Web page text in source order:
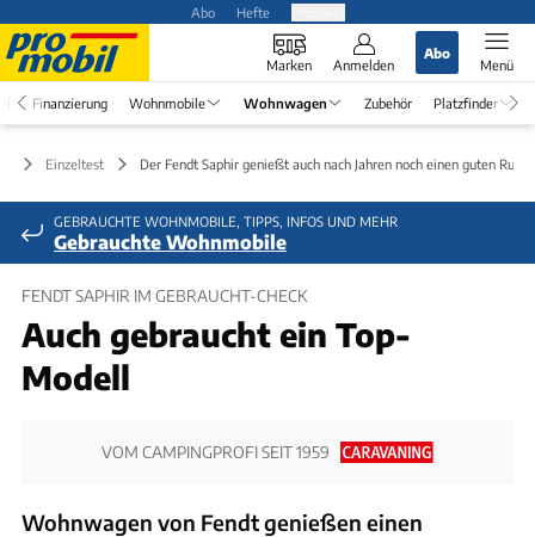
Abo Hefte
Marken Anmelden
Abo
Menü
Finanzierung Wohnmobile Wohnwagen Zubehör Platzfinder
Einzeltest Der Fendt Saphir genießt auch nach Jahren noch einen guten Ruf
GEBRAUCHTE WOHNMOBILE, TIPPS, INFOS UND MEHR
Gebrauchte Wohnmobile
FENDT SAPHIR IM GEBRAUCHT-CHECK
Auch gebraucht ein Top-
Modell
VOM CAMPINGPROFI SEIT 1959
Wohnwagen von Fendt genießen einen